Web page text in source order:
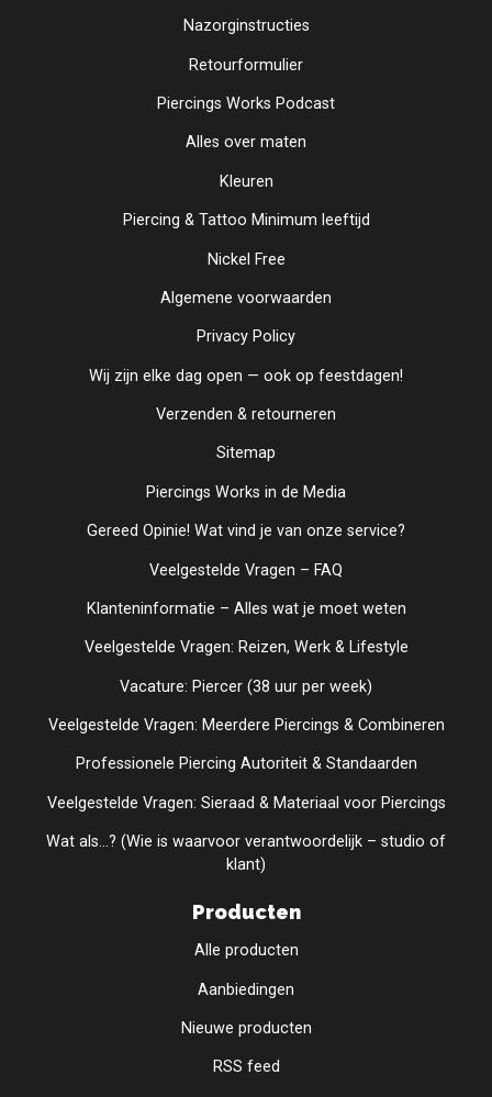
Nazorginstructies
Retourformulier
Piercings Works Podcast
Alles over maten
Kleuren
Piercing & Tattoo Minimum leeftijd
Nickel Free
Algemene voorwaarden
Privacy Policy
Wij zijn elke dag open — ook op feestdagen!
Verzenden & retourneren
Sitemap
Piercings Works in de Media
Gereed Opinie! Wat vind je van onze service?
Veelgestelde Vragen – FAQ
Klanteninformatie – Alles wat je moet weten
Veelgestelde Vragen: Reizen, Werk & Lifestyle
Vacature: Piercer (38 uur per week)
Veelgestelde Vragen: Meerdere Piercings & Combineren
Professionele Piercing Autoriteit & Standaarden
Veelgestelde Vragen: Sieraad & Materiaal voor Piercings
Wat als...? (Wie is waarvoor verantwoordelijk – studio of
klant)
Producten
Alle producten
Aanbiedingen
Nieuwe producten
RSS feed